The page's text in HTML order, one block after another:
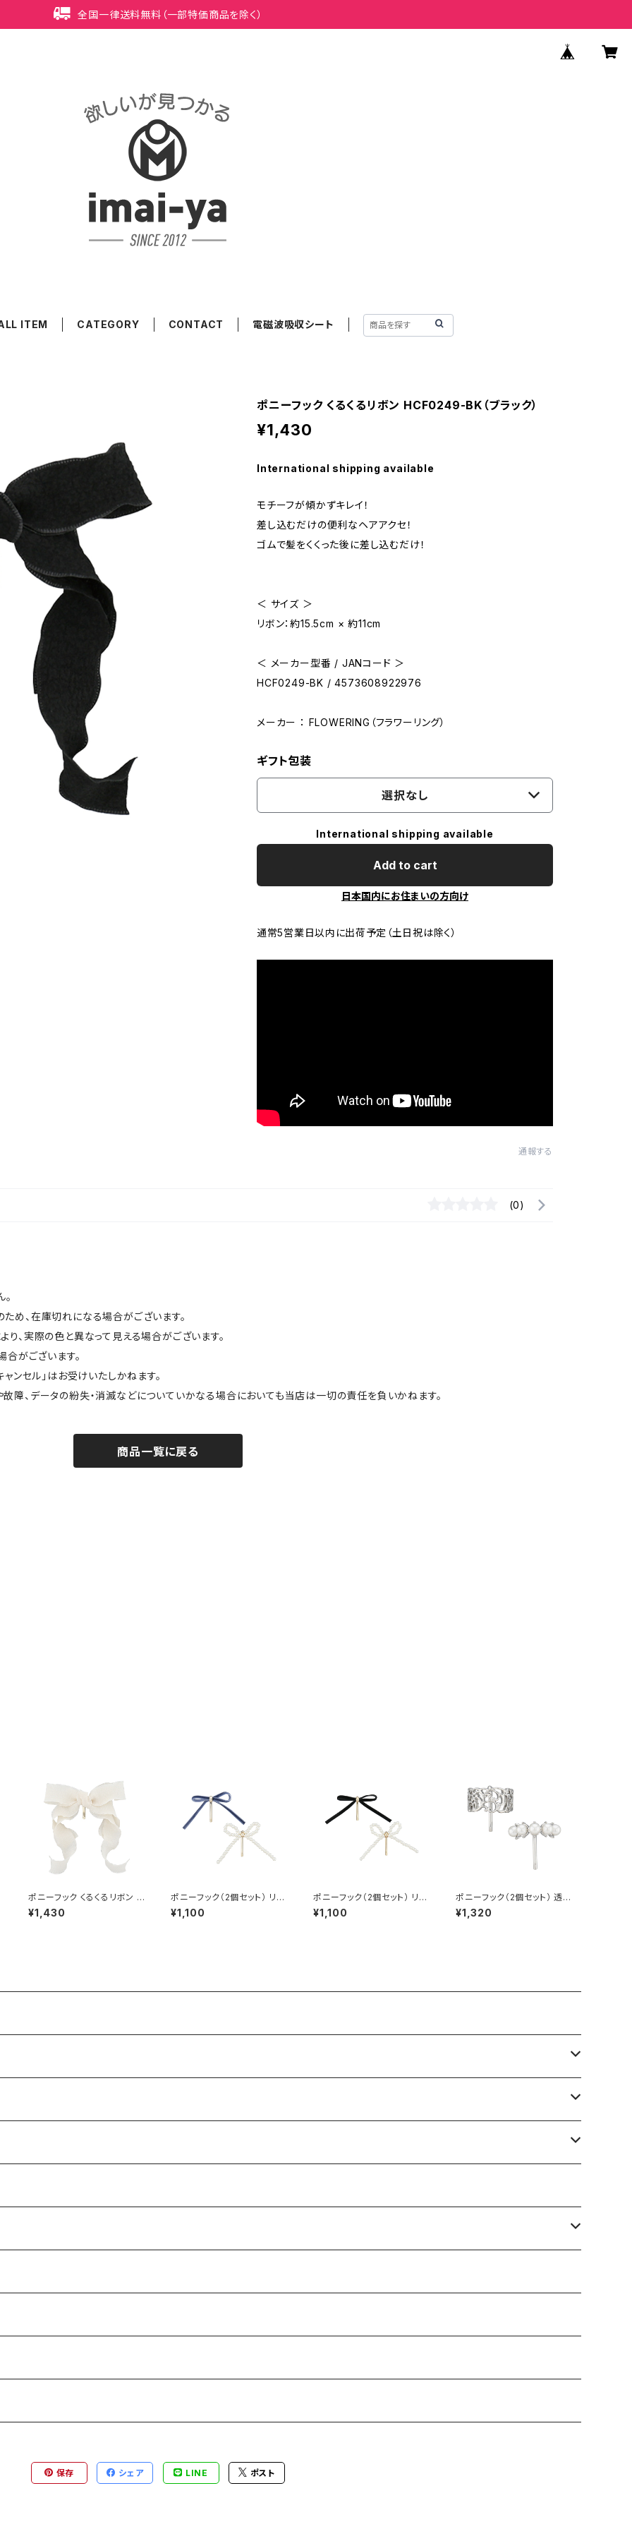
全国一律送料無料（一部特価商品を除く）
ITEM CATEGORY CONTACT 電磁波吸収シート
ポニーフック くるくるリボン HCF0249-BK（ブラック）
¥1,430
International shipping available
モチーフが傾かずキレイ！
差し込むだけの便利なヘアアクセ！
ゴムで髪をくくった後に差し込むだけ！
＜ サイズ ＞
リボン：約15.5cm × 約11cm
＜ メーカー型番 / JANコード ＞
HCF0249-BK / 4573608922976
メーカー ： FLOWERING（フラワーリング）
ギフト包装
選択なし
International shipping available
Add to cart
日本国内にお住まいの方向け
通常5営業日以内に出荷予定（土日祝は除く）
通報する
(0)
め、在庫切れになる場合がございます。
、実際の色と異なって見える場合がございます。
合がございます。
ンセル」はお受けいたしかねます。
、データの紛失・消滅などについていかなる場合においても当店は一切の責任を負いかねます。
商品一覧に戻る
ポニーフック くるくるリボン H
CF0249-IV（アイボリー）
¥1,430
ポニーフック（2個セット） リボ
ン×パール HCF0248-BL（ブ
ルー）
¥1,100
ポニーフック（2個セット） リボ
ン×パール HCF0248-BK（ブ
ラック）
¥1,100
ポニーフック（2個セット） 透か
し×パール HCF0247-SV（シ
ルバー）
¥1,320
保存 シェア LINE ポスト